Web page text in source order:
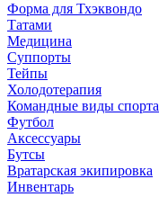
Форма для Тхэквондо
Татами
Медицина
Суппорты
Тейпы
Холодотерапия
Командные виды спорта
Футбол
Аксессуары
Бутсы
Вратарская экипировка
Инвентарь